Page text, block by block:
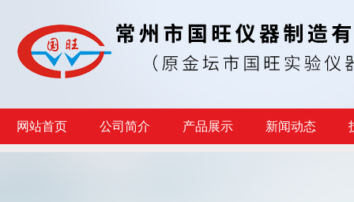
网站首页 公司简介 产品展示 新闻动态